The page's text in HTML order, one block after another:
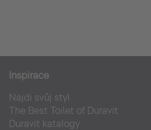
Inspirace
Najdi svůj styl
The Best Toilet of Duravit
Duravit katalogy